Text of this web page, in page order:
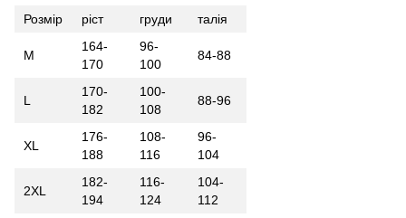
Розмір
ріст груди талія
М
164-
170
96-
100
84-88
L
170-
182
100-
108
88-96
XL
176-
188
108-
116
96-
104
2XL
182-
194
116-
124
104-
112